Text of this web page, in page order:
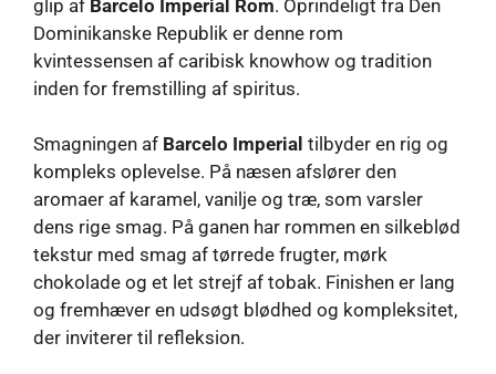
glip af Barcelo Imperial Rom. Oprindeligt fra Den
Dominikanske Republik er denne rom
kvintessensen af ​​caribisk knowhow og tradition
inden for fremstilling af spiritus.
Smagningen af Barcelo Imperial tilbyder en rig og
kompleks oplevelse. På næsen afslører den
aromaer af karamel, vanilje og træ, som varsler
dens rige smag. På ganen har rommen en silkeblød
tekstur med smag af tørrede frugter, mørk
chokolade og et let strejf af tobak. Finishen er lang
og fremhæver en udsøgt blødhed og kompleksitet,
der inviterer til refleksion.